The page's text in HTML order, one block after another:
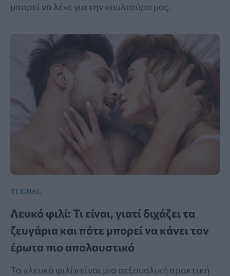
μπορεί να λένε για την κουλτούρα μας.
ΤΙ ΕΙΝΑΙ;
Λευκό φιλί: Τι είναι, γιατί διχάζει τα
ζευγάρια και πότε μπορεί να κάνει τον
έρωτα πιο απολαυστικό
Το «λευκό φιλί» είναι μια σεξουαλική πρακτική